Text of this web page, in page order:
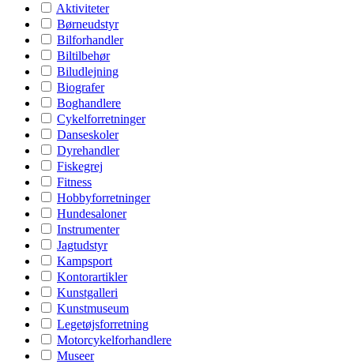
Aktiviteter
Børneudstyr
Bilforhandler
Biltilbehør
Biludlejning
Biografer
Boghandlere
Cykelforretninger
Danseskoler
Dyrehandler
Fiskegrej
Fitness
Hobbyforretninger
Hundesaloner
Instrumenter
Jagtudstyr
Kampsport
Kontorartikler
Kunstgalleri
Kunstmuseum
Legetøjsforretning
Motorcykelforhandlere
Museer